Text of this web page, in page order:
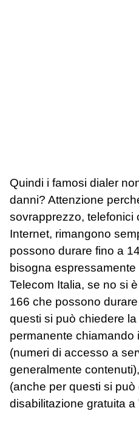
Quindi i famosi dialer
danni? Attenzione
sovrapprezzo, telefonici
Internet, rimangono
possono durare fino a
bisogna
Telecom Italia, se no si
166 che possono
questi si può chiedere
permanente chiamando
(numeri di accesso a
generalmente
(anche per questi si può
disabilitazione gratuita a